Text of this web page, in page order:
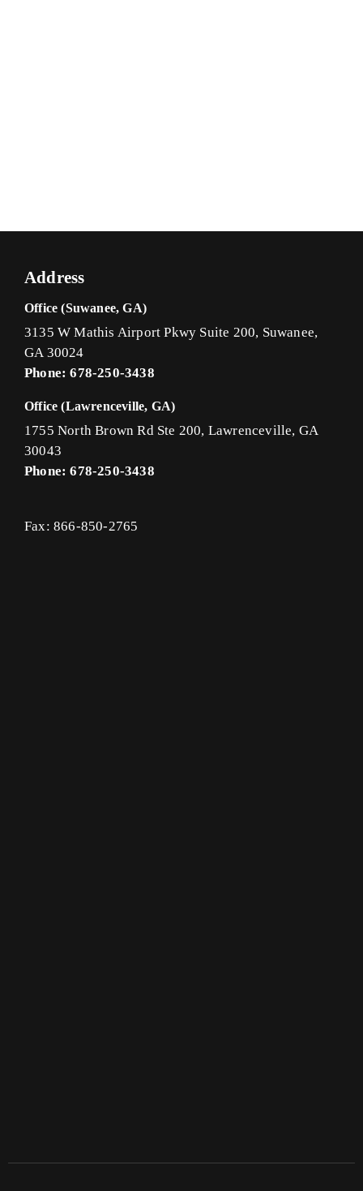
Address
Office (Suwanee, GA)
3135 W Mathis Airport Pkwy Suite 200, Suwanee,
GA 30024
Phone: 678-250-3438
Office (Lawrenceville, GA)
1755 North Brown Rd Ste 200, Lawrenceville, GA
30043
Phone: 678-250-3438
Fax: 866-850-2765